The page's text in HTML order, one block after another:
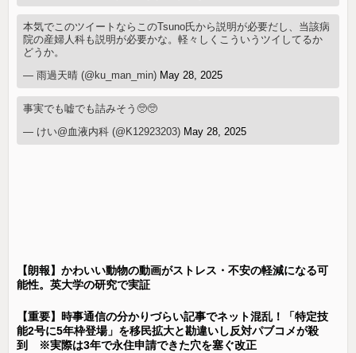
本気でこのツイートならこのTsuno氏から説明が必要だし、当該病
院の産婦人科も説明が必要かな。軽々しくこういうツイしてるか
どうか。
— 雨過天晴 (@ku_man_min) May 28, 2025
事実でも嘘でも詰みそう🥺🥺
— けい@血液内科 (@K12923203) May 28, 2025
【朗報】かわいい動物の動画がストレス・不安の軽減になる可
能性。英大学の研究で実証
【重要】時事通信の分かりづらい記事でネット混乱！「特定技
能2号に5年枠登場」を移民拡大と勘違いし反対パブコメが殺
到 ※実際は3年で永住申請できた穴を塞ぐ改正